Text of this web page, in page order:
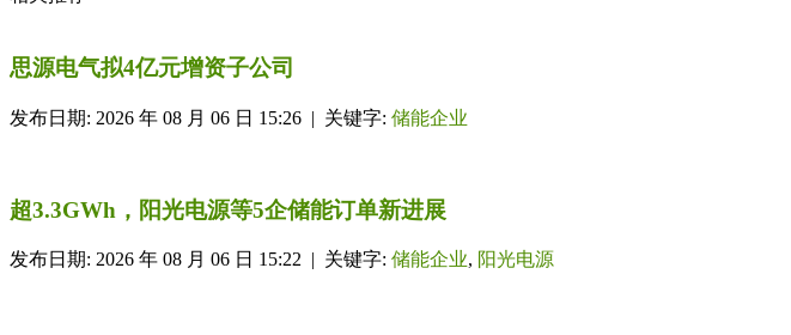
思源电气拟4亿元增资子公司
发布日期: 2026 年 08 月 06 日 15:26 | 关键字: 储能企业
超3.3GWh，阳光电源等5企储能订单新进展
发布日期: 2026 年 08 月 06 日 15:22 | 关键字: 储能企业, 阳光电源